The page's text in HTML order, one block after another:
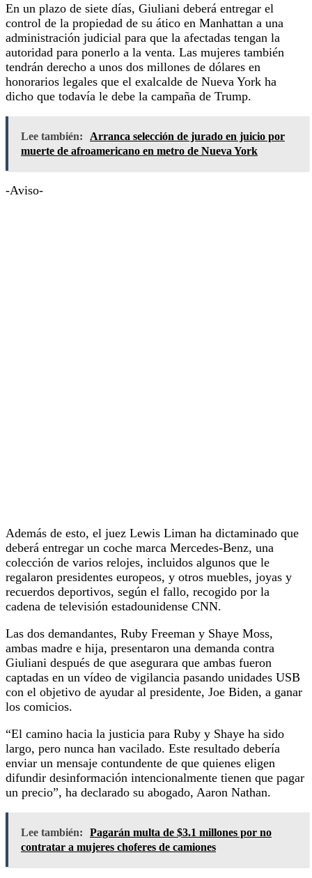
En un plazo de siete días, Giuliani deberá entregar el
control de la propiedad de su ático en Manhattan a una
administración judicial para que la afectadas tengan la
autoridad para ponerlo a la venta. Las mujeres también
tendrán derecho a unos dos millones de dólares en
honorarios legales que el exalcalde de Nueva York ha
dicho que todavía le debe la campaña de Trump.
Lee también:
Arranca selección de jurado en juicio por
muerte de afroamericano en metro de Nueva York
-Aviso-
Además de esto, el juez Lewis Liman ha dictaminado que
deberá entregar un coche marca Mercedes-Benz, una
colección de varios relojes, incluidos algunos que le
regalaron presidentes europeos, y otros muebles, joyas y
recuerdos deportivos, según el fallo, recogido por la
cadena de televisión estadounidense CNN.
Las dos demandantes, Ruby Freeman y Shaye Moss,
ambas madre e hija, presentaron una demanda contra
Giuliani después de que asegurara que ambas fueron
captadas en un vídeo de vigilancia pasando unidades USB
con el objetivo de ayudar al presidente, Joe Biden, a ganar
los comicios.
“El camino hacia la justicia para Ruby y Shaye ha sido
largo, pero nunca han vacilado. Este resultado debería
enviar un mensaje contundente de que quienes eligen
difundir desinformación intencionalmente tienen que pagar
un precio”, ha declarado su abogado, Aaron Nathan.
Lee también:
Pagarán multa de $3.1 millones por no
contratar a mujeres choferes de camiones